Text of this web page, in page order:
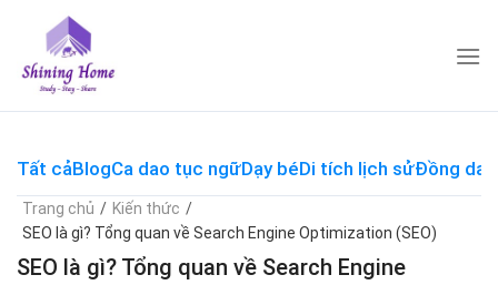
content
Tất cảBlogCa dao tục ngữDạy béDi tích lịch sửĐồng dao
Trang chủ / Kiến thức /
SEO là gì? Tổng quan về Search Engine Optimization (SEO)
SEO là gì? Tổng quan về Search Engine